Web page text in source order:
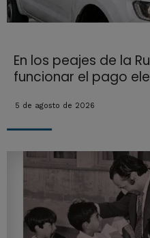
En los peajes de la
funcionar el pago
5 de agosto de 2026